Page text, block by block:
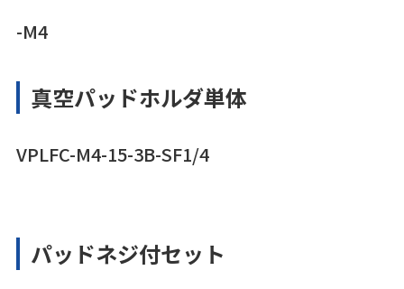
-M4
真空パッドホルダ単体
VPLFC-M4-15-3B-SF1/4
パッドネジ付セット